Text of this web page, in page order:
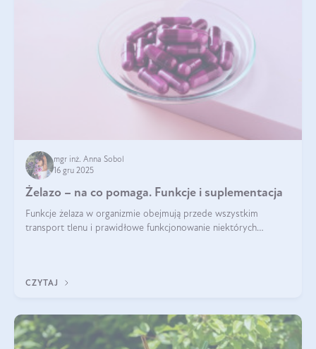
mgr inż. Anna Sobol
16 gru 2025
Żelazo – na co pomaga. Funkcje i suplementacja
Funkcje żelaza w organizmie obejmują przede wszystkim
transport tlenu i prawidłowe funkcjonowanie niektórych
CZYTAJ